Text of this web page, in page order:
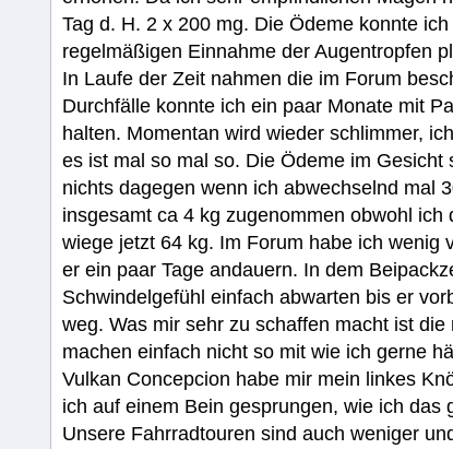
Tag d. H. 2 x 200 mg. Die Ödeme konnte
regelmäßigen Einnahme der Augentropfen
In Laufe der Zeit nahmen die im Forum
Durchfälle konnte ich ein paar Monate mit
halten. Momentan wird wieder schlimmer,
es ist mal so mal so. Die Ödeme im
nichts dagegen wenn ich abwechselnd mal
insgesamt ca 4 kg zugenommen obwohl
wiege jetzt 64 kg. Im Forum habe ich wenig
er ein paar Tage andauern. In dem
Schwindelgefühl einfach abwarten bis er
weg. Was mir sehr zu schaffen macht ist
machen einfach nicht so mit wie ich gerne
Vulkan Concepcion habe mir mein linkes
ich auf einem Bein gesprungen, wie ich
Unsere Fahrradtouren sind auch weniger